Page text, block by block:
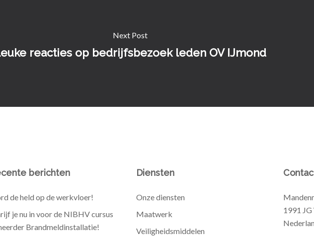
Next Post
reacties op bedrijfsbezoek leden OV IJmond
berichten
de held op de werkvloer!
je nu in voor de NIBHV cursus
Brandmeldinstallatie!
Diensten
Onze diensten
Maatwerk
Veiligheidsmiddelen
1991